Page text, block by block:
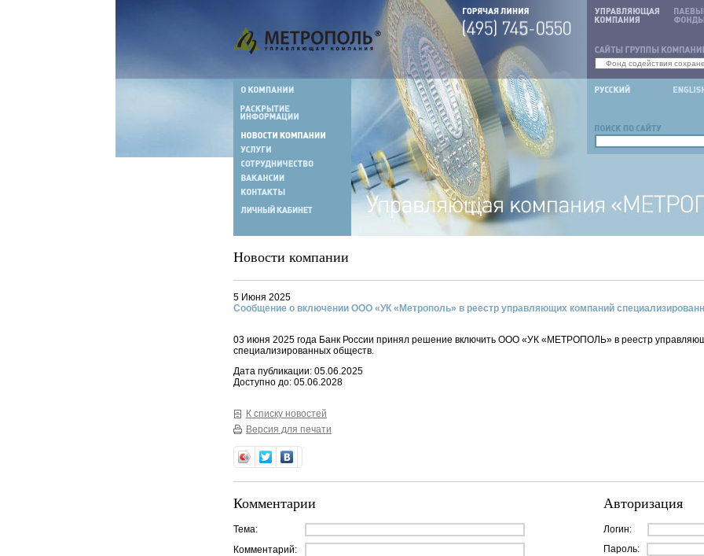
Новости компании
5 Июня 2025
Сообщение о включении ООО «УК «Метрополь» в реестр управляющих компаний
03 июня 2025 года Банк России принял решение включить ООО «УК «МЕТРОПОЛЬ» в реестр
специализированных обществ.
Дата публикации: 05.06.2025
Доступно до: 05.06.2028
К списку новостей
Версия для печати
Комментарии
Тема:
Комментарий:
Авторизация
Логин:
Пароль: